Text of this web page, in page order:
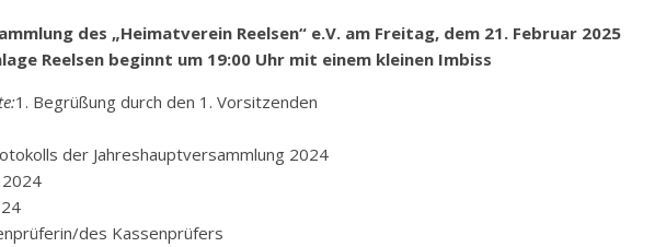
des „Heimatverein Reelsen“ e.V. am Freitag, dem 21. Februar 2025
Reelsen beginnt um 19:00 Uhr mit einem kleinen Imbiss
1. Begrüßung durch den 1. Vorsitzenden
der Jahreshauptversammlung 2024
des Kassenprüfers